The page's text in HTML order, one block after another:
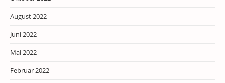
August 2022
Juni 2022
Mai 2022
Februar 2022